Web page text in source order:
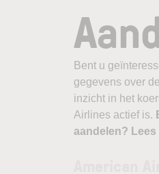
Bent u
gegevens over
inzicht in het
Airlines actief is.
aandelen?